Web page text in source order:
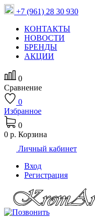
+7 (961) 28 30 930
КОНТАКТЫ
НОВОСТИ
БРЕНДЫ
АКЦИИ
0
Сравнение
0
Избранное
0
0 р. Корзина
Личный кабинет
Вход
Регистрация